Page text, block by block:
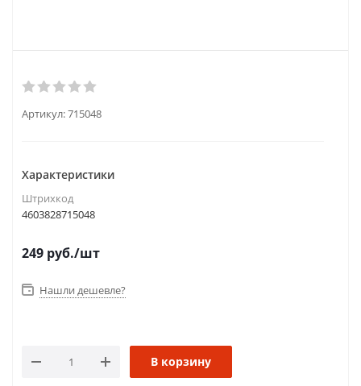
Артикул:715048
Характеристики
Штрихкод
4603828715048
249 руб./шт
Нашли дешевле?
В корзину